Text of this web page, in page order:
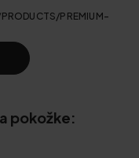
PREMIUM-
pokožke: